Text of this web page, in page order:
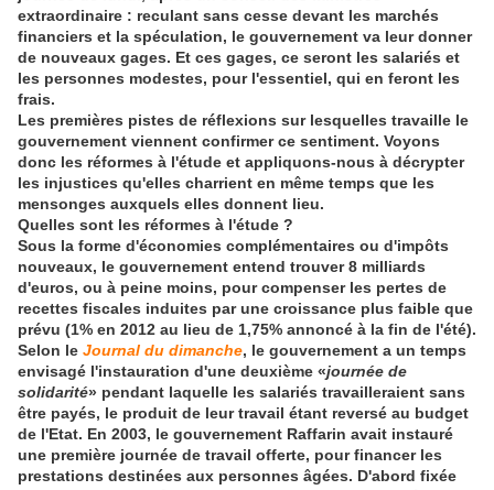
extraordinaire : reculant sans cesse devant les marchés
financiers et la spéculation, le gouvernement va leur donner
de nouveaux gages. Et ces gages, ce seront les salariés et
les personnes modestes, pour l'essentiel, qui en feront les
frais.
Les premières pistes de réflexions sur lesquelles travaille le
gouvernement viennent confirmer ce sentiment. Voyons
donc les réformes à l'étude et appliquons-nous à décrypter
les injustices qu'elles charrient en même temps que les
mensonges auxquels elles donnent lieu.
Quelles sont les réformes à l'étude ?
Sous la forme d'économies complémentaires ou d'impôts
nouveaux, le gouvernement entend trouver 8 milliards
d'euros, ou à peine moins, pour compenser les pertes de
recettes fiscales induites par une croissance plus faible que
prévu (1% en 2012 au lieu de 1,75% annoncé à la fin de l'été).
Selon le Journal du dimanche, le gouvernement a un temps
envisagé l'instauration d'une deuxième «journée de
solidarité» pendant laquelle les salariés travailleraient sans
être payés, le produit de leur travail étant reversé au budget
de l'Etat. En 2003, le gouvernement Raffarin avait instauré
une première journée de travail offerte, pour financer les
prestations destinées aux personnes âgées. D'abord fixée